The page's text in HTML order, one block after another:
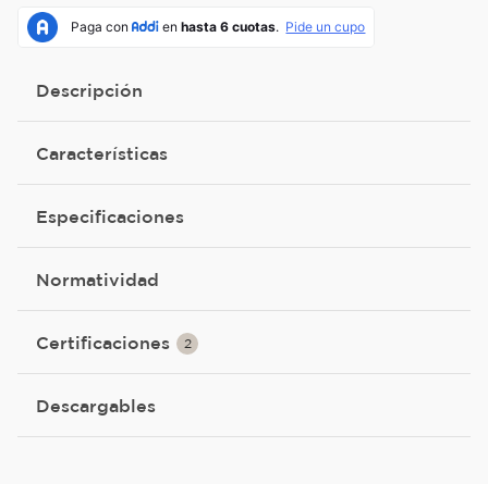
Descripción
Características
Especificaciones
Normatividad
Certificaciones 2
Descargables